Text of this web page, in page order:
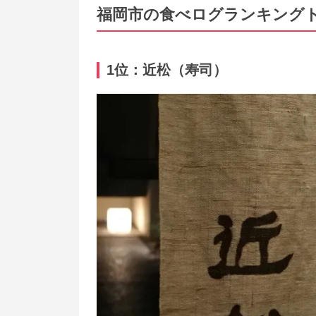
福岡市の食べログランキング
1位：近松（寿司）